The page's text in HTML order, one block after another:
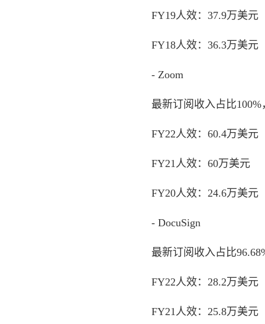
FY19人效：37.9万美元
FY18人效：36.3万美元
- Zoom
最新订阅收入占比100%
FY22人效：60.4万美元
FY21人效：60万美元
FY20人效：24.6万美元
- DocuSign
最新订阅收入占比
FY22人效：28.2万美元
FY21人效：25.8万美元